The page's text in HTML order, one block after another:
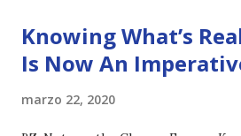
Knowing What’s
Is Now An
marzo 22, 2020